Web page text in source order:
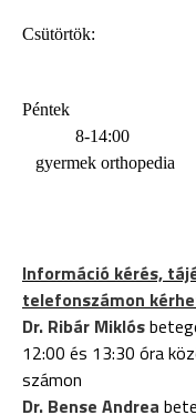
Csütörtök:
Péntek
8-14:00
gyermek orthopedia
Információ kérés,
telefonszámon
Dr. Ribár Miklós
12:00 és 13:30 óra
számon
Dr. Bense Andrea